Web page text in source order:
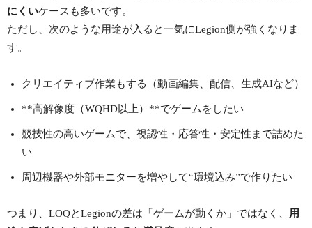
にくいケースも多いです。
ただし、次のような用途が入ると一気にLegion側が強くなりま
す。
クリエイティブ作業もする（動画編集、配信、生成AIなど）
**高解像度（WQHD以上）**でゲームをしたい
競技性の高いゲームで、視認性・応答性・安定性まで詰めた
い
周辺機器や外部モニターを増やして“環境込み”で作りたい
つまり、LOQとLegionの差は「ゲームが動くか」ではなく、 用